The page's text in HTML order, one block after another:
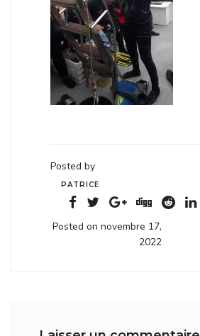
Posted by
PATRICE
Posted on novembre 17,
2022